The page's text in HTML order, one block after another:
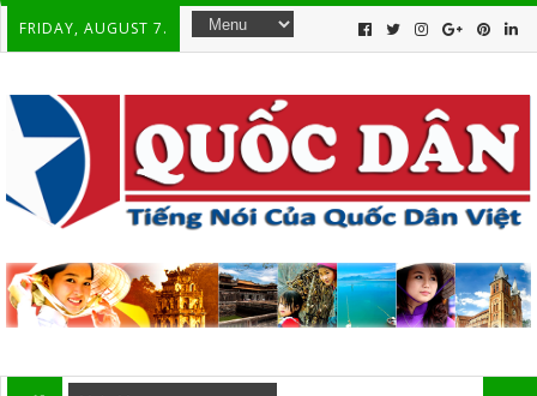
FRIDAY, AUGUST 7.